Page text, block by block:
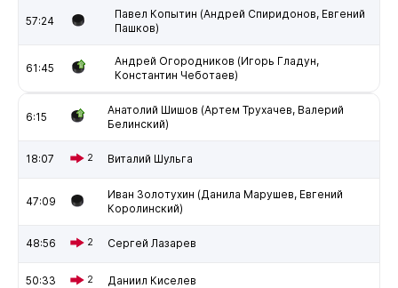
57:24
Павел Копытин (Андрей Спиридонов, Евгений
Пашков)
61:45
Андрей Огородников (Игорь Гладун,
Константин Чеботаев)
6:15
Анатолий Шишов (Артем Трухачев, Валерий
Белинский)
18:07 2 Виталий Шульга
47:09
Иван Золотухин (Данила Марушев, Евгений
Королинский)
48:56 2 Сергей Лазарев
50:33 2 Даниил Киселев